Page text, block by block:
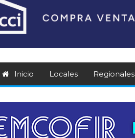
Inicio Locales Regionales